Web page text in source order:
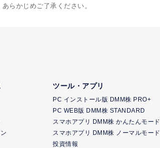
らかじめご了承ください。
ツール・アプリ
PC インストール版 DMM株 PRO+
PC WEB版 DMM株 STANDARD
スマホアプリ DMM株 かんたんモード
スマホアプリ DMM株 ノーマルモード
投資情報